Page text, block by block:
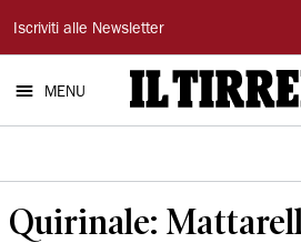
Il
Tirreno
Iscriviti alle Newsletter
MENU
Quirinale: